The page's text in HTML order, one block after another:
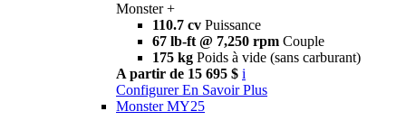
Monster +
110.7 cv Puissance
67 lb-ft @ 7,250 rpm Couple
175 kg Poids à vide (sans carburant)
A partir de 15 695 $ i
Configurer En Savoir Plus
Monster MY25